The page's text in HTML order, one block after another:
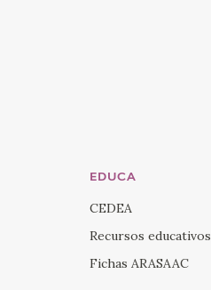
EDUCA
CEDEA
Recursos educativos
Fichas ARASAAC